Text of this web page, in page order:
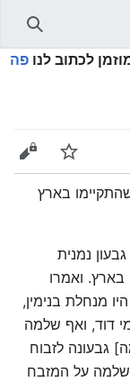
חיפוש
לכתוב לנו פה
מעקב
עריכה
בארץ
נמנית
ואמרו
מנחלת בנימין,
דוד, ואף שלמה
גבעונה לזבוח
שלמה על המזבח